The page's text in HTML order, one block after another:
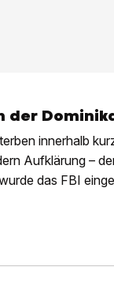
der
innerhalb
Aufklärung –
das FBI